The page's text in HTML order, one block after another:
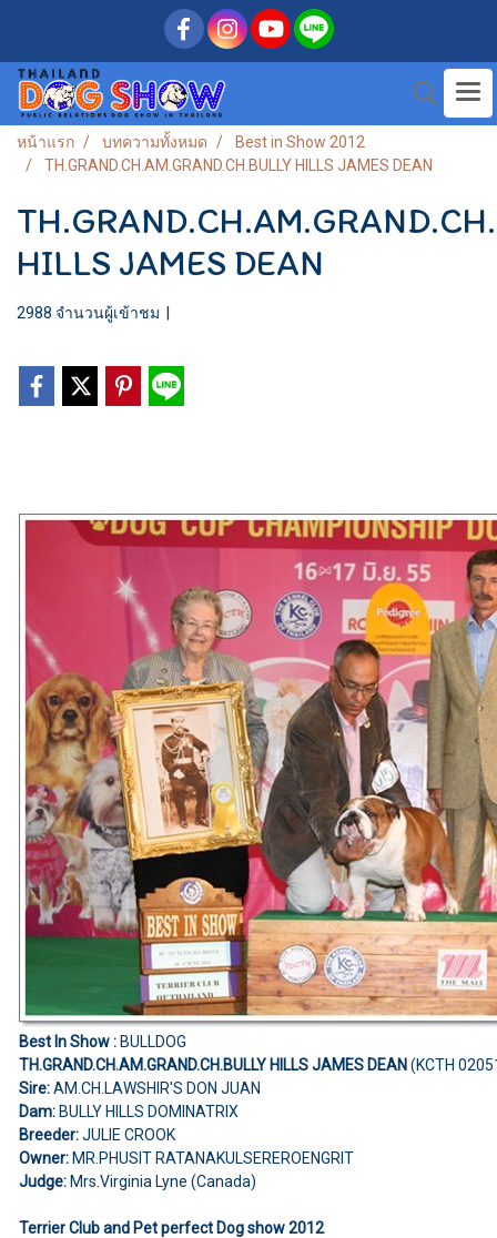
หน้าแรก บทความทั้งหมด
Best in Show 2012
TH.GRAND.CH.AM.GRAND.CH.BULLY HILLS JAMES DEAN
HILLS JAMES DEAN
2988 จำนวนผู้เข้าชม
Best In Show :BULLDOG
TH.GRAND.CH.AM.GRAND.CH.BULLY HILLS JAMES DEAN(KCTH
Sire:AM.CH.LAWSHIR'S DON JUAN
Dam:BULLY HILLS DOMINATRIX
Breeder:JULIE CROOK
Owner:MR.PHUSIT RATANAKULSEREROENGRIT
Judge:Mrs.Virginia Lyne (Canada)
Terrier Club and Pet perfect Dog show 2012